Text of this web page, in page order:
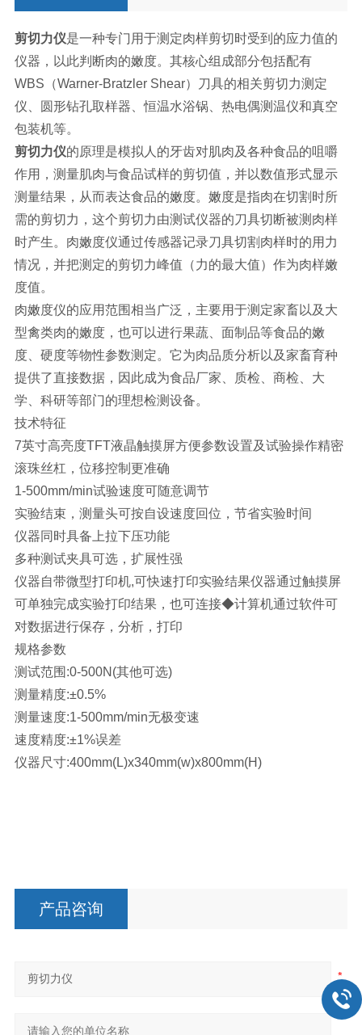
剪切力仪是一种专门用于测定肉样剪切时受到的应力值的
仪器，以此判断肉的嫩度。其核心组成部分包括配有
WBS（Warner-Bratzler Shear）刀具的相关剪切力测定
仪、圆形钻孔取样器、恒温水浴锅、热电偶测温仪和真空
包装机等。
剪切力仪的原理是模拟人的牙齿对肌肉及各种食品的咀嚼
作用，测量肌肉与食品试样的剪切值，并以数值形式显示
测量结果，从而表达食品的嫩度。嫩度是指肉在切割时所
需的剪切力，这个剪切力由测试仪器的刀具切断被测肉样
时产生。肉嫩度仪通过传感器记录刀具切割肉样时的用力
情况，并把测定的剪切力峰值（力的最大值）作为肉样嫩
度值。
肉嫩度仪的应用范围相当广泛，主要用于测定家畜以及大
型禽类肉的嫩度，也可以进行果蔬、面制品等食品的嫩
度、硬度等物性参数测定。它为肉品质分析以及家畜育种
提供了直接数据，因此成为食品厂家、质检、商检、大
学、科研等部门的理想检测设备。
技术特征
7英寸高亮度TFT液晶触摸屏方便参数设置及试验操作精密
滚珠丝杠，位移控制更准确
1-500mm/min试验速度可随意调节
实验结束，测量头可按自设速度回位，节省实验时间
仪器同时具备上拉下压功能
多种测试夹具可选，扩展性强
仪器自带微型打印机,可快速打印实验结果仪器通过触摸屏
可单独完成实验打印结果，也可连接◆计算机通过软件可
对数据进行保存，分析，打印
规格参数
测试范围:0-500N(其他可选)
测量精度:±0.5%
测量速度:1-500mm/min无极变速
速度精度:±1%误差
仪器尺寸:400mm(L)x340mm(w)x800mm(H)
产品咨询